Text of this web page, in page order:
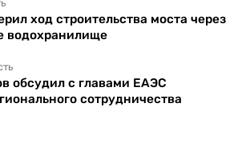
ход строительства моста через
водохранилище
обсудил с главами ЕАЭС
сотрудничества